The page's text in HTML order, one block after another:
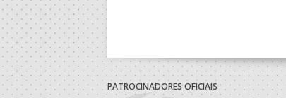
PATROCINADORES OFICIAIS